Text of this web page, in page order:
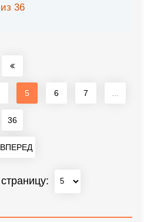
из 36
5 6 7
36